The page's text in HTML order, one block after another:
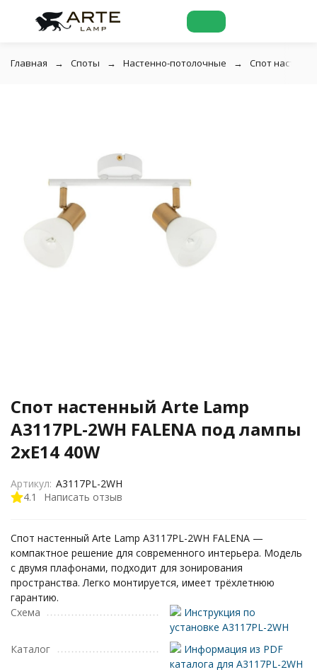
Главная Споты Настенно-потолочные Спот
Спот настенный Arte Lamp
A3117PL-2WH FALENA под лампы
2xE14 40W
4.1 Написать отзыв
Артикул: A3117PL-2WH
Спот настенный Arte Lamp A3117PL-2WH FALENA —
компактное решение для современного интерьера. Модель
с двумя плафонами, подходит для зонирования
пространства. Легко монтируется, имеет трёхлетнюю
гарантию.
Схема
Инструкция по
установке A3117PL-2WH
Каталог
Информация из PDF
каталога для A3117PL-2WH